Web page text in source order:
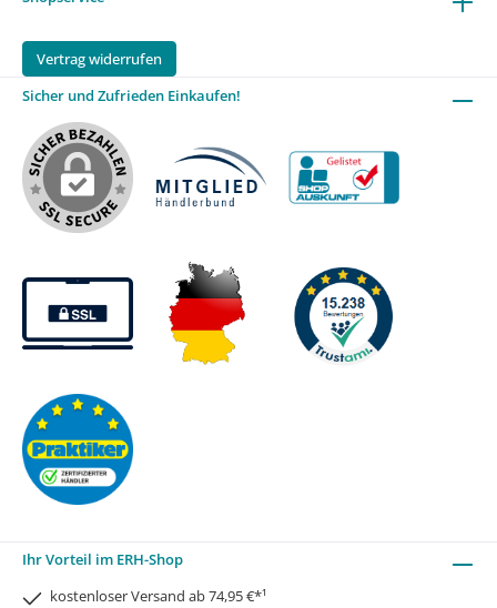
Vertrag widerrufen
Sicher und Zufrieden Einkaufen!
Ihr Vorteil im ERH-Shop
kostenloser Versand ab 74,95 €*¹